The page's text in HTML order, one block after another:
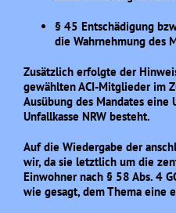
§ 45 Entschädigung
die Wahrnehmung des
Zusätzlich erfolgte der
gewählten ACI-Mitglieder im
Ausübung des Mandates
Unfallkasse NRW besteht.
Auf die Wiedergabe der
wir, da sie letztlich um die
Einwohner nach § 58 Abs. 4
wie gesagt, dem Thema eine